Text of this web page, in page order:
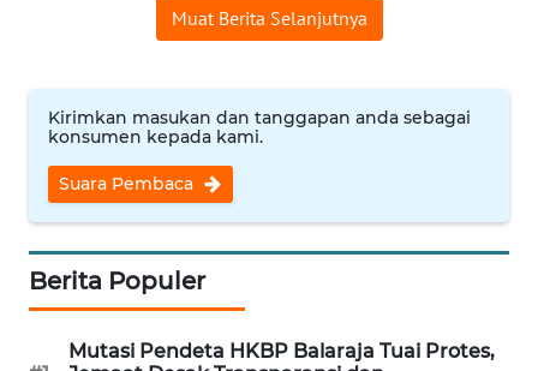
Muat Berita Selanjutnya
Kirimkan masukan dan tanggapan anda sebagai
konsumen kepada kami.
Suara Pembaca
Berita Populer
Mutasi Pendeta HKBP Balaraja Tuai Protes,
CIREBON
WN
WN
KUNINGAN